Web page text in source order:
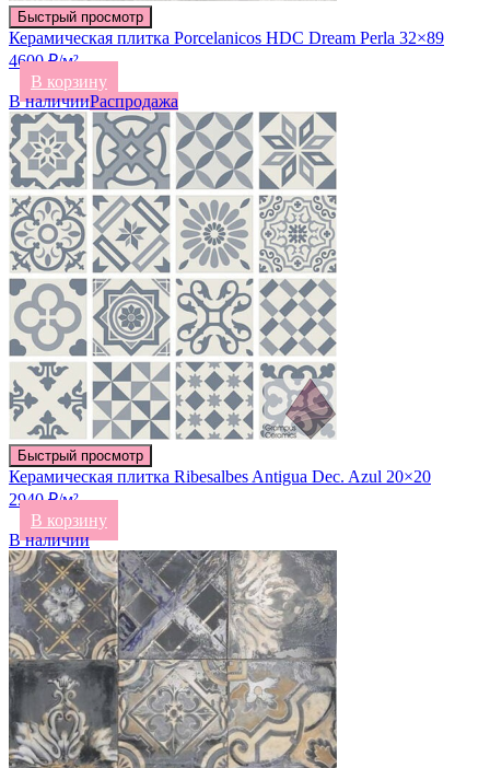
Быстрый просмотр
Керамическая плитка Porcelanicos HDC Dream Perla 32×89
4600 ₽/м²
В корзину
В наличииРаспродажа
Быстрый просмотр
Керамическая плитка Ribesalbes Antigua Dec. Azul 20×20
2940 ₽/м²
В корзину
В наличии